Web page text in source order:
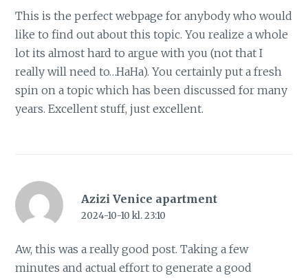
This is the perfect webpage for anybody who would
like to find out about this topic. You realize a whole
lot its almost hard to argue with you (not that I
really will need to…HaHa). You certainly put a fresh
spin on a topic which has been discussed for many
years. Excellent stuff, just excellent.
Azizi Venice apartment
2024-10-10 kl. 23:10
Aw, this was a really good post. Taking a few
minutes and actual effort to generate a good